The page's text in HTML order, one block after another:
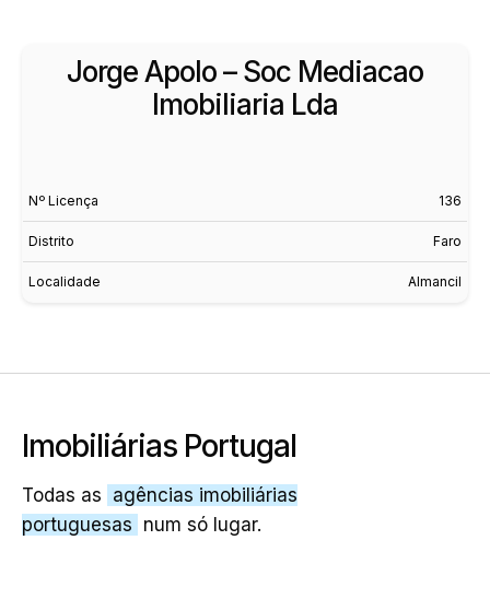
Jorge Apolo – Soc Mediacao
Imobiliaria Lda
Nº Licença 136
Distrito Faro
Localidade Almancil
Imobiliárias Portugal
Todas as agências imobiliárias
portuguesas num só lugar.